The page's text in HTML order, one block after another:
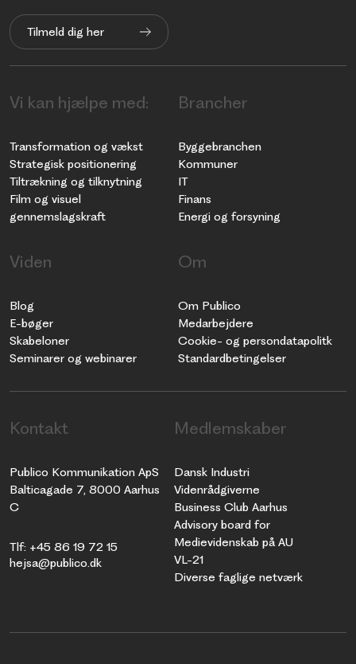
Tilmeld dig her
Vi kan hjælpe med:
Transformation og vækst
Strategisk positionering
Tiltrækning og tilknytning
Film og visuel
gennemslagskraft
Brancher
Byggebranchen
Kommuner
IT
Finans
Energi og forsyning
Viden
Blog
E-bøger
Skabeloner
Seminarer og webinarer
Om
Om Publico
Medarbejdere
Cookie- og persondatapolitk
Standardbetingelser
Kontakt
Publico Kommunikation ApS
Balticagade 7, 8000 Aarhus
C
Tlf: +45 86 19 72 15
hejsa@publico.dk
Medlemskaber
Dansk Industri
Videnrådgiverne
Business Club Aarhus
Advisory board for
Medievidenskab på AU
VL-21
Diverse faglige netværk